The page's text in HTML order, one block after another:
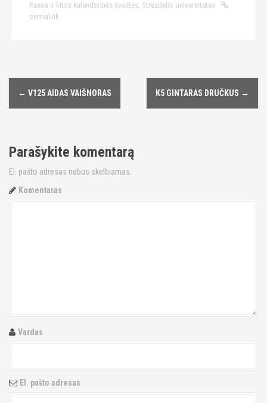
Rasos ir kitos kalendorinės šventės, Strazdelio universitetas
permalink
P
s
t
n
t
o
← V125 AIDAS VAIŠNORAS K5 GINTARAS DRUČKUS →
Parašykite komentarą
El. pašto adresas nebus skelbiamas.
Komentaras
Vardas
El. pašto adresas